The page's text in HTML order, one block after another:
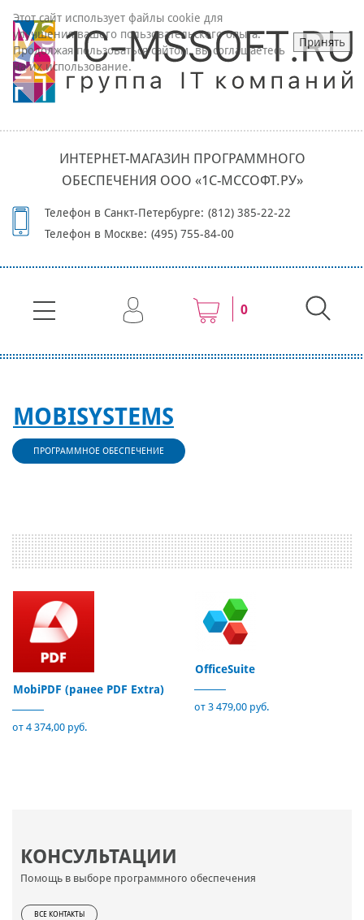
ИНТЕРНЕТ-МАГАЗИН ПРОГРАММНОГО
ОБЕСПЕЧЕНИЯ ООО «1С-МССОФТ.РУ»
Телефон в Санкт-Петербурге: (812) 385-22-22
Телефон в Москве: (495) 755-84-00
0
КОНСУЛЬТАЦИИ
Помощь в выборе программного обеспечения
ВСЕ КОНТАКТЫ
MOBISYSTEMS
ПРОГРАММНОЕ ОБЕСПЕЧЕНИЕ
MobiPDF (ранее PDF Extra)
от 4 374,00 руб.
OfficeSuite
от 3 479,00 руб.
Этот сайт использует файлы cookie для
улучшения вашего пользовательского опыта.
Продолжая пользоваться сайтом, вы соглашаетесь
на их использование.
Принять